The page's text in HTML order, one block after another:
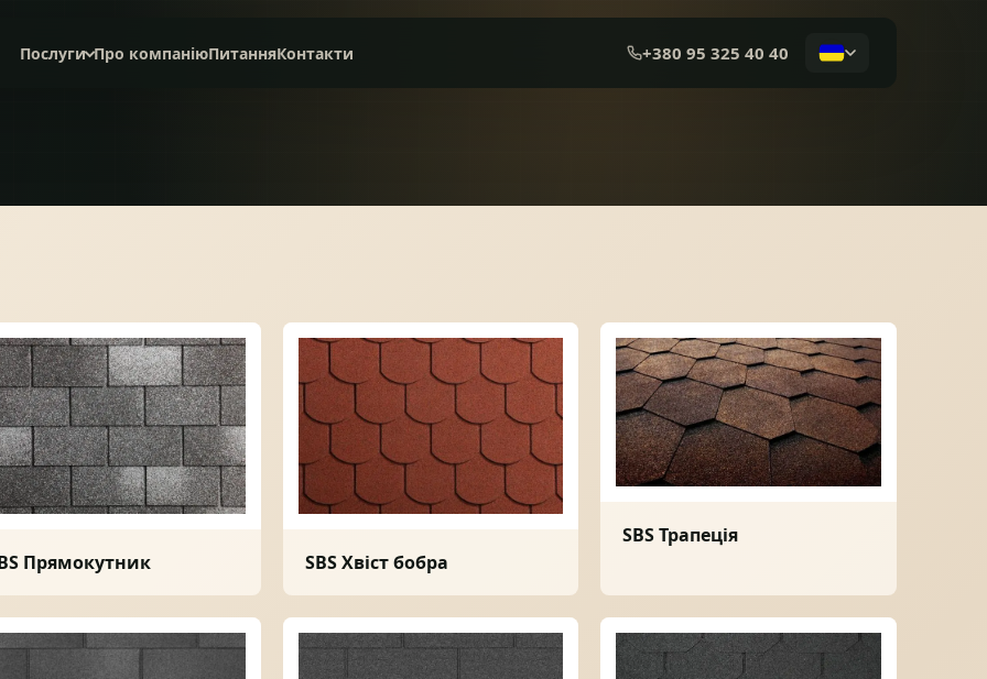
Послуги Про компаніюПитанняКонтакти +380 95 325 40 40
БІТУМНА ЧЕРЕПИЦЯ МЕТАЛОЧЕРЕПИЦЯ МЕМБРАННА ПОКРІВЛЯ
МІДНА ПОКРІВЛЯ
Прямокутник SBS Хвіст бобра
SBS Трапеція